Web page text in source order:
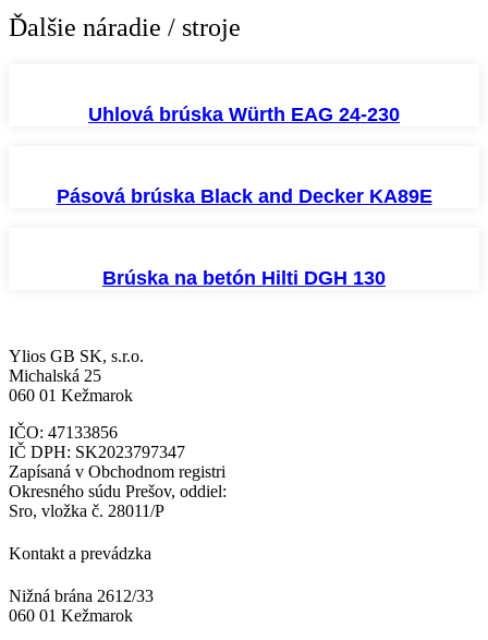
Ďalšie náradie / stroje
Uhlová brúska Würth EAG 24-230
Pásová brúska Black and Decker KA89E
Brúska na betón Hilti DGH 130
Ylios GB SK, s.r.o.
Michalská 25
060 01 Kežmarok
IČO: 47133856
IČ DPH: SK2023797347
Zapísaná v Obchodnom registri
Okresného súdu Prešov, oddiel:
Sro, vložka č. 28011/P
Kontakt a prevádzka
Nižná brána 2612/33
060 01 Kežmarok